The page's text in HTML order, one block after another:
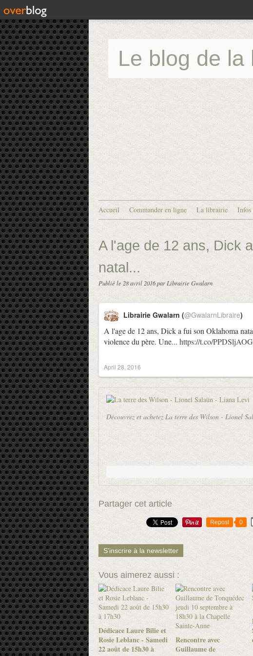
Le blog de la
Accueil Commander en ligne La librairie Infos
A l'age de 12 ans, Dick
natal...
Publié le 28 avril 2016par Librairie Gwalarn
A l'age de 12 ans, Dick a fui son Oklahoma
violence du père. Une... https://t.co/
Librairie Gwalarn (@GwalarnLibraire)
April 28, 2016
Découvrez et achetez La terre des Wilson - Lionel
Partager cet article
Repost 0
S'inscrire à la newsletter
Vous aimerez aussi :
Dédicace Laure Bilie et
Rosie Leblanc - Samedi
22 août de 15h30 à
Rencontre avec
Guillaume de